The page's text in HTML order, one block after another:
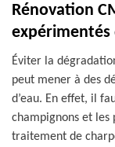
Rénovation
expérimentés
Éviter la
peut mener à des
d’eau. En effet, il
champignons et les
traitement de